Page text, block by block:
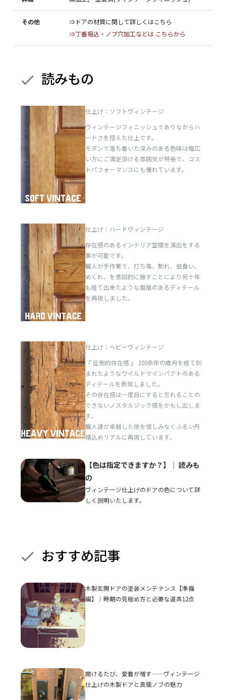
その他
⇒ドアの材質に関して詳しくはこちら
⇒丁番堀込・ノブ穴加工などは こちらから
読みもの
仕上げ：ソフトヴィンテージ
ヴィンテージフィニッシュでありながらハ
ードさを控えた仕上です。
モダンで落ち着いた深みのある色味は幅広
い方にご満足頂ける雰囲気が特長で、コス
トパフォーマンスにも優れています。
仕上げ：ハードヴィンテージ
存在感のあるインテリア空間を演出をする
事が可能です。
職人が手作業で、打ち傷、割れ、虫食い、
めくれ、を意図的に施すことにより何十年
も経て出来たような風格のあるディテール
を再現しました。
仕上げ：ヘビーヴィンテージ
『 圧倒的存在感 』 100余年の歳月を経て刻
まれたようなワイルドでインパクトのある
ディテールを表現しました。
その存在感は一度目にすると忘れることの
できないノスタルジック感をかもし出しま
す。
職人達が卓越した技を惜しみなくふるい丹
精込めリアルに再現しています。
【色は指定できますか？】｜ 読みも
の
ヴィンテージ仕上げのドアの色について詳
しく説明いたします。
おすすめ記事
木製玄関ドアの塗装メンテナンス【準備
編】｜時期の見極め方と必要な道具12点
開けるたび、愛着が増す——ヴィンテージ
仕上げの木製ドアと真鍮ノブの魅力